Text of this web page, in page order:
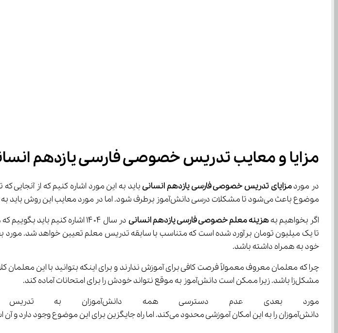
مزایا و معایب تدریس خصوصی فارسی یازدهم
در مورد مزایای تدریس خصوصی فارسی یازدهم انسانی
موضوع باعث می‌شود تا مشکلات درسی دانش‌آموز برطرف شود. اما در مورد معایب این روش باید به هزینه بالای آن اشاره کرد.
اگر بخواهیم به هزینه معلم خصوصی فارسی یازدهم انسانی
خود به همراه داشته باشد.
مشکل‌زا باشد. زیرا ممکن است دانش‌آموز به موقع نتواند خودش را برای امتحانات آماده کند.
مورد بعدی عدم
دانش‌آموزان را به این امکان آموزشی محدود می‌کند. اما راه جایگزین برای این موضوع وجود دارد و آن استفاده از آموزش آنلاین فارسی یازدهم انسانی می‌باشد.